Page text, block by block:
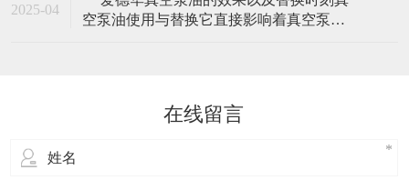
大抽气速度，提高真空泵的工作效率。 导
叶：用于引导气体流动的方向，使气体流
2025-04
空泵油使用与替换它直接影响着真空泵的
容，欢迎阅读！爱德华真空泵油的效
在线留言